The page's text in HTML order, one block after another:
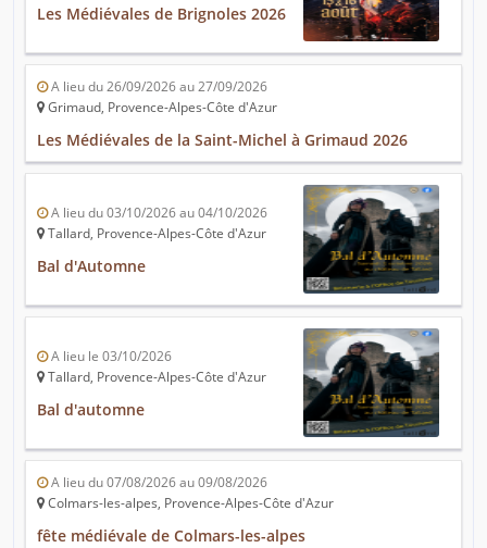
Les Médiévales de Brignoles 2026
A lieu du 26/09/2026 au 27/09/2026
Grimaud, Provence-Alpes-Côte d'Azur
Les Médiévales de la Saint-Michel à Grimaud 2026
A lieu du 03/10/2026 au 04/10/2026
Tallard, Provence-Alpes-Côte d'Azur
Bal d'Automne
A lieu le 03/10/2026
Tallard, Provence-Alpes-Côte d'Azur
Bal d'automne
A lieu du 07/08/2026 au 09/08/2026
Colmars-les-alpes, Provence-Alpes-Côte d'Azur
fête médiévale de Colmars-les-alpes